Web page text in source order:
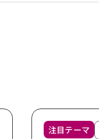
注目テーマ